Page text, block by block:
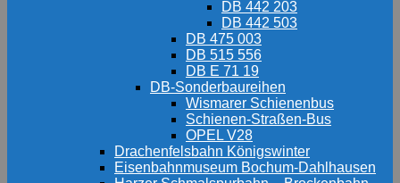
DB 442 203
DB 442 503
DB 475 003
DB 515 556
DB E 71 19
DB-Sonderbaureihen
Wismarer Schienenbus
Schienen-Straßen-Bus
OPEL V28
Drachenfelsbahn Königswinter
Eisenbahnmuseum Bochum-Dahlhausen